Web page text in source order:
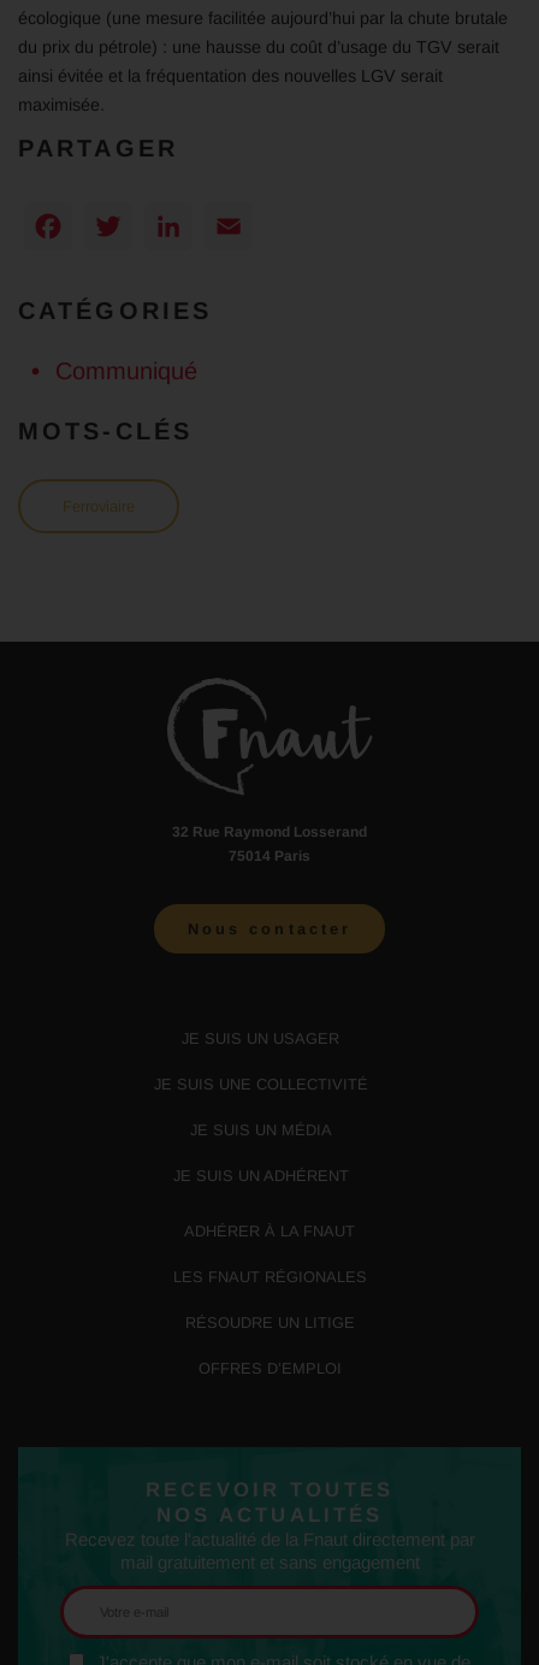
écologique (une mesure facilitée aujourd’hui par la chute brutale
du prix du pétrole) : une hausse du coût d’usage du TGV serait
ainsi évitée et la fréquentation des nouvelles LGV serait
maximisée.
PARTAGER
Facebook
TwitterLinkedIn
CATÉGORIES
Communiqué
MOTS-CLÉS
Ferroviaire
32 Rue Raymond Losserand
75014 Paris
Nous contacter
JE SUIS UN USAGER
JE SUIS UNE COLLECTIVITÉ
JE SUIS UN MÉDIA
JE SUIS UN ADHÉRENT
ADHÉRER À LA FNAUT
LES FNAUT RÉGIONALES
RÉSOUDRE UN LITIGE
OFFRES D’EMPLOI
RECEVOIR TOUTES
NOS ACTUALITÉS
Recevez toute l'actualité de la Fnaut directement par
mail gratuitement et sans engagement